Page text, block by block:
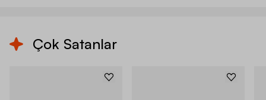
Çok Satanlar